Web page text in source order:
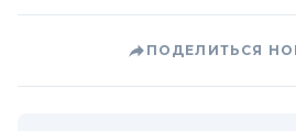
ПОДЕЛИТЬСЯ